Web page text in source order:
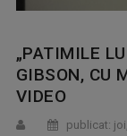
„PATIMILE
GIBSON, CU
VIDEO
publicat: